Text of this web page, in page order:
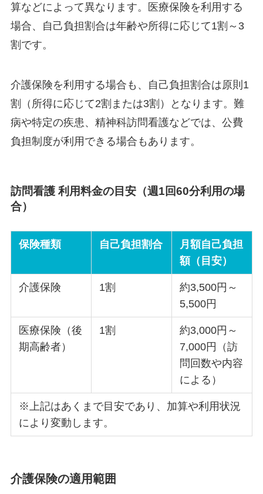
算などによって異なります。医療保険を利用する
場合、自己負担割合は年齢や所得に応じて1割～3
割です。
介護保険を利用する場合も、自己負担割合は原則1
割（所得に応じて2割または3割）となります。難
病や特定の疾患、精神科訪問看護などでは、公費
負担制度が利用できる場合もあります。
訪問看護 利用料金の目安（週1回60分利用の場
合）
保険種類 自己負担割合
月額自己負担
額（目安）
介護保険 1割
約3,500円～
5,500円
医療保険（後
期高齢者）
1割
約3,000円～
7,000円（訪
問回数や内容
による）
※上記はあくまで目安であり、加算や利用状況
により変動します。
介護保険の適用範囲